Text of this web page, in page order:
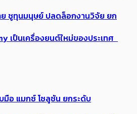
ย ชูทุนมนุษย์ ปลดล็อกงานวิจัย ยก
เป็นเครื่องยนต์ใหม่ของประเทศ
มือ แมกซ์ โซลูชัน ยกระดับ